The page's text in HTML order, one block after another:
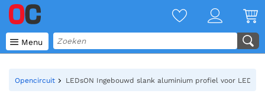
 Menu
Opencircuit LEDsON Ingebouwd slank aluminium profiel voor LED-